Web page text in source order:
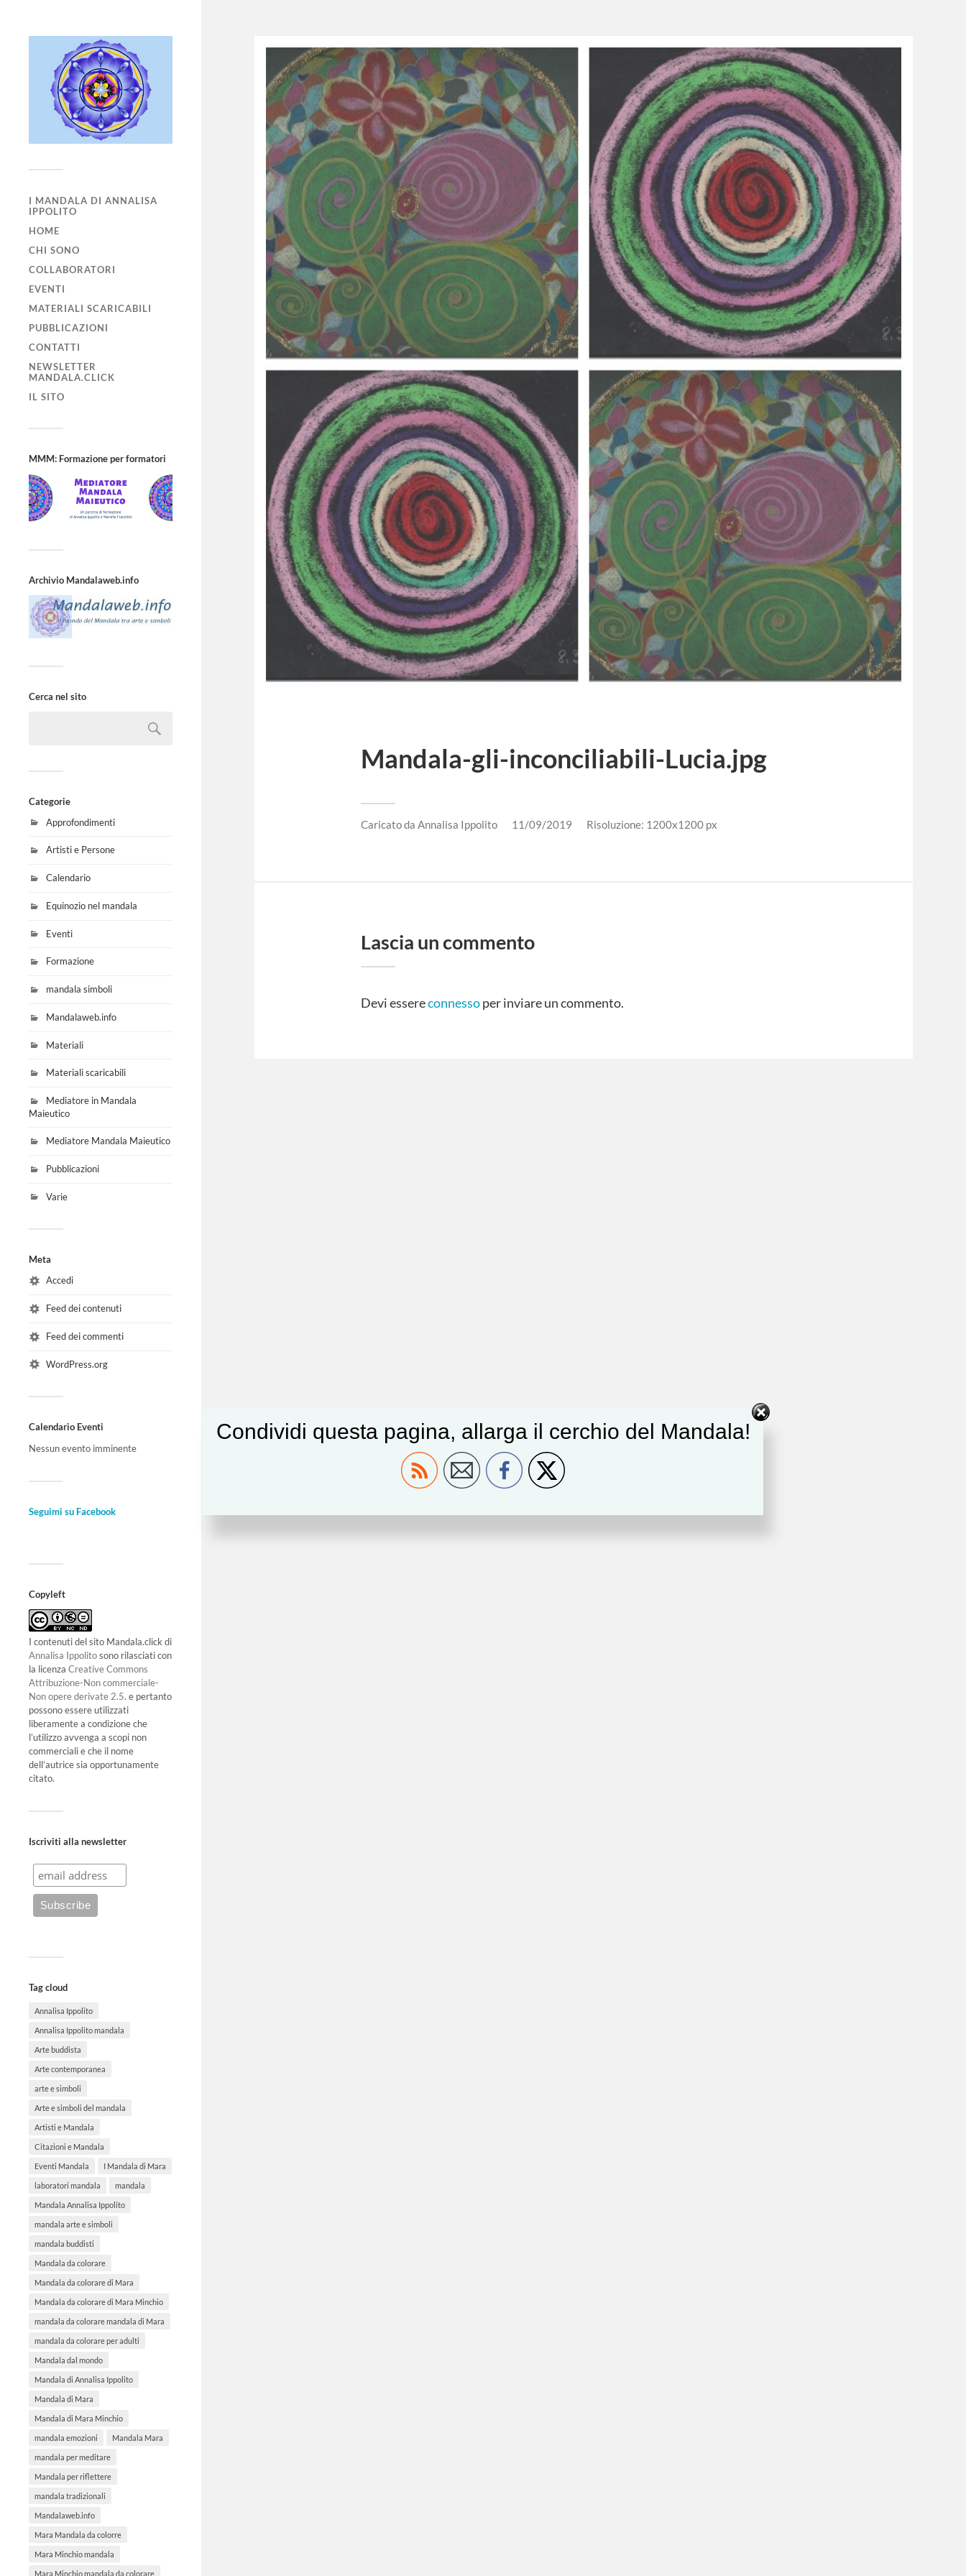
I MANDALA DI ANNALISA
IPPOLITO
HOME
CHI SONO
COLLABORATORI
EVENTI
MATERIALI SCARICABILI
PUBBLICAZIONI
CONTATTI
NEWSLETTER
MANDALA.CLICK
IL SITO
MMM: Formazione per formatori
Archivio Mandalaweb.info
Cerca nel sito
Categorie
Approfondimenti
Artisti e Persone
Calendario
Equinozio nel mandala
Eventi
Formazione
mandala simboli
Mandalaweb.info
Materiali
Materiali scaricabili
Mediatore in Mandala
Maieutico
Mediatore Mandala Maieutico
Pubblicazioni
Varie
Meta
Accedi
Feed dei contenuti
Feed dei commenti
WordPress.org
Calendario Eventi
Nessun evento imminente
Seguimi su Facebook
Copyleft
I contenuti del sito Mandala.click di
Annalisa Ippolitosono rilasciati con
la licenza Creative Commons
Attribuzione-Non commerciale-
Non opere derivate 2.5. e pertanto
possono essere utilizzati
liberamente a condizione che
l’utilizzo avvenga a scopi non
commerciali e che il nome
dell’autrice sia opportunamente
citato.
Iscriviti alla newsletter
Tag cloud
Annalisa Ippolito
Annalisa Ippolito mandala
Arte buddista
Arte contemporanea
arte e simboli
Arte e simboli del mandala
Artisti e Mandala
Citazioni e Mandala
Eventi Mandala I Mandala di Mara
laboratori mandala mandala
Mandala Annalisa Ippolito
mandala arte e simboli
mandala buddisti
Mandala da colorare
Mandala da colorare di Mara
Mandala da colorare di Mara Minchio
mandala da colorare mandala di Mara
mandala da colorare per adulti
Mandala dal mondo
Mandala di Annalisa Ippolito
Mandala di Mara
Mandala di Mara Minchio
mandala emozioni Mandala Mara
mandala per meditare
Mandala per riflettere
mandala tradizionali
Mandalaweb.info
Mara Mandala da colorre
Mara Minchio mandala
Mara Minchio mandala da colorare
Mandala-gli-inconciliabili-Lucia.jpg
Caricato da Annalisa Ippolito 11/09/2019 Risoluzione: 1200x1200 px
Lascia un commento
Devi essereconnessoper inviare un commento.
Condividi questa pagina, allarga il cerchio del Mandala!